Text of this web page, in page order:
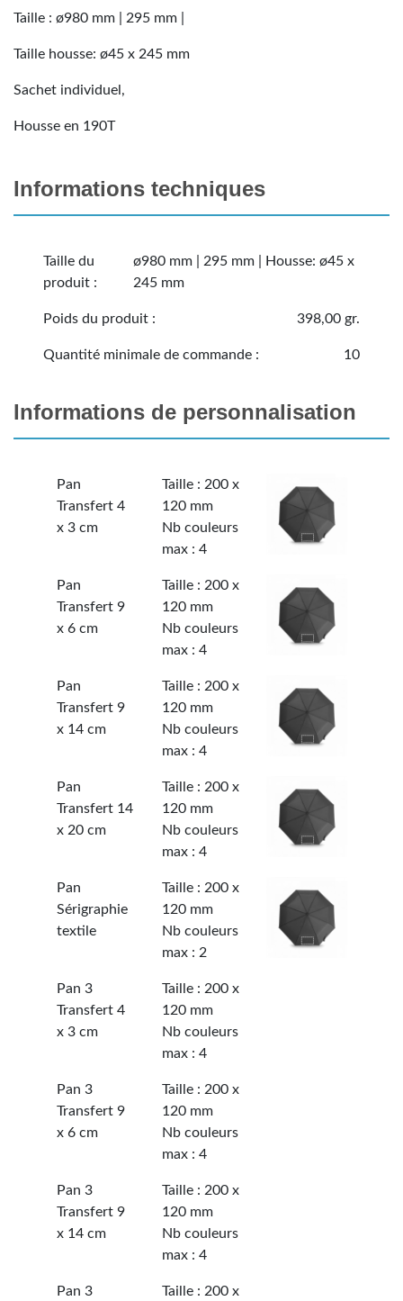
Taille : ø980 mm | 295 mm |
Taille housse: ø45 x 245 mm
Sachet individuel,
Housse en 190T
Informations techniques
Taille du
produit :
ø980 mm | 295 mm | Housse: ø45 x
245 mm
Poids du produit : 398,00 gr.
Quantité minimale de commande : 10
Informations de personnalisation
Pan
Transfert 4
x 3 cm
Taille : 200 x
120 mm
Nb couleurs
max : 4
Pan
Transfert 9
x 6 cm
Taille : 200 x
120 mm
Nb couleurs
max : 4
Pan
Transfert 9
x 14 cm
Taille : 200 x
120 mm
Nb couleurs
max : 4
Pan
Transfert 14
x 20 cm
Taille : 200 x
120 mm
Nb couleurs
max : 4
Pan
Sérigraphie
textile
Taille : 200 x
120 mm
Nb couleurs
max : 2
Pan 3
Transfert 4
x 3 cm
Taille : 200 x
120 mm
Nb couleurs
max : 4
Pan 3
Transfert 9
x 6 cm
Taille : 200 x
120 mm
Nb couleurs
max : 4
Pan 3
Transfert 9
x 14 cm
Taille : 200 x
120 mm
Nb couleurs
max : 4
Pan 3
Taille : 200 x